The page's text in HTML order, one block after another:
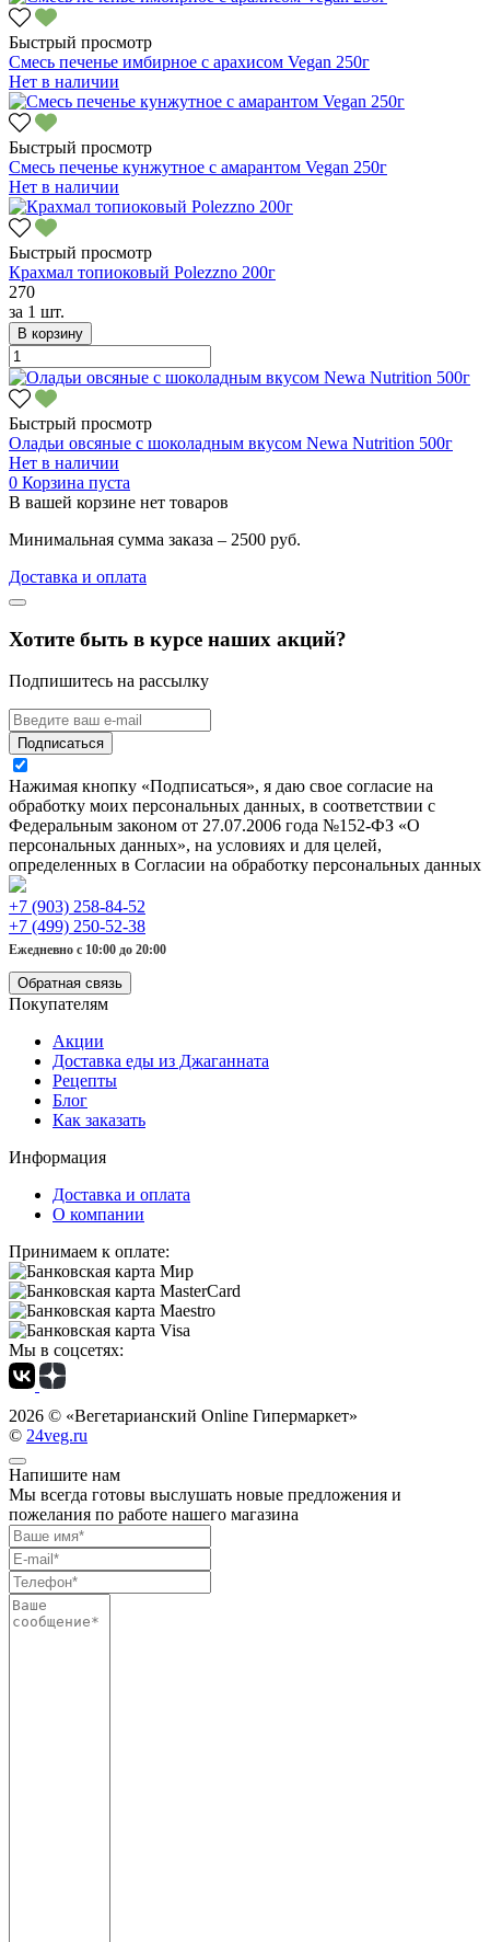
Быстрый просмотр
Смесь печенье имбирное с арахисом Vegan 250г
Нет в наличии
Быстрый просмотр
Смесь печенье кунжутное с амарантом Vegan 250г
Нет в наличии
Быстрый просмотр
Крахмал топиоковый Polezzno 200г
270
за 1 шт.
В корзину
Быстрый просмотр
Оладьи овсяные с шоколадным вкусом Newa Nutrition 500г
Нет в наличии
0 Корзина пуста
В вашей корзине нет товаров
Минимальная сумма заказа – 2500 руб.
Доставка и оплата
Хотите быть в курсе наших акций?
Подпишитесь на рассылку
Подписаться
Нажимая кнопку «Подписаться», я даю свое согласие на
обработку моих персональных данных, в соответствии с
Федеральным законом от 27.07.2006 года №152-ФЗ «О
персональных данных», на условиях и для целей,
определенных в Согласии на обработку персональных данных
+7 (903) 258-84-52
+7 (499) 250-52-38
Ежедневно с 10:00 до 20:00
Обратная связь
Покупателям
Акции
Доставка еды из Джаганната
Рецепты
Блог
Как заказать
Информация
Доставка и оплата
О компании
Принимаем к оплате:
Мы в соцсетях:
2026 © «Вегетарианский Online Гипермаркет»
© 24veg.ru
Напишите нам
Мы всегда готовы выслушать новые предложения и
пожелания по работе нашего магазина